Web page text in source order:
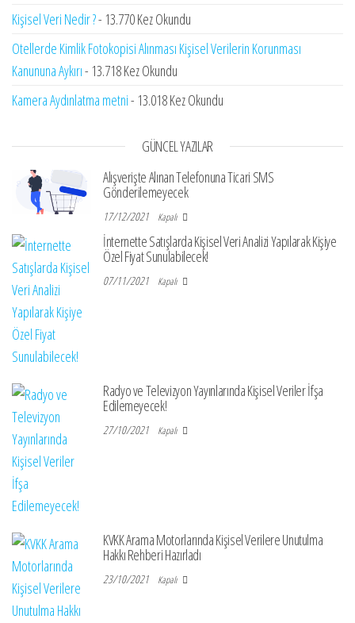
Kişisel Veri Nedir ?- 13.770 Kez Okundu
Otellerde Kimlik Fotokopisi Alınması Kişisel Verilerin Korunması
Kanununa Aykırı- 13.718 Kez Okundu
Kamera Aydınlatma metni- 13.018 Kez Okundu
GÜNCEL YAZILAR
Alışverişte Alınan Telefonuna Ticari SMS
Gönderilemeyecek
17/12/2021 Kapalı
İnternette Satışlarda Kişisel Veri Analizi Yapılarak Kişiye
Özel Fiyat Sunulabilecek!
07/11/2021 Kapalı
Radyo ve Televizyon Yayınlarında Kişisel Veriler İfşa
Edilemeyecek!
27/10/2021 Kapalı
KVKK Arama Motorlarında Kişisel Verilere Unutulma
Hakkı Rehberi Hazırladı
23/10/2021 Kapalı